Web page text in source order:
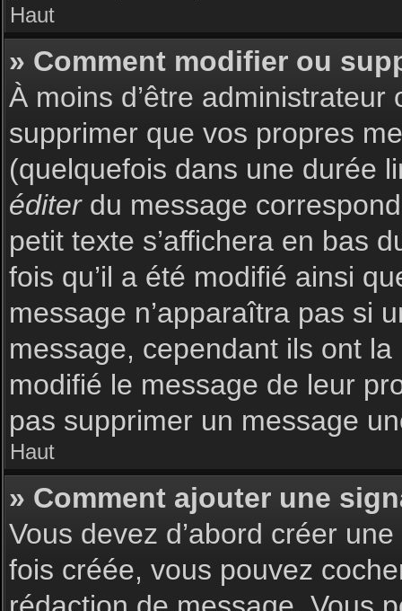
Haut
» Comment modifier ou
À moins d’être
supprimer que vos propres
(quelquefois dans une durée
éditerdu message
petit texte s’affichera en bas
fois qu’il a été modifié ainsi
message n’apparaîtra pas si
message, cependant ils ont
modifié le message de leur
pas supprimer un message
Haut
» Comment ajouter une
Vous devez d’abord créer
fois créée, vous pouvez